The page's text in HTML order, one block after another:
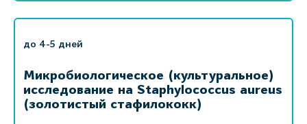
до 4-5 дней
Микробиологическое (культуральное)
исследование на Staphylococcus aureus
(золотистый стафилококк)